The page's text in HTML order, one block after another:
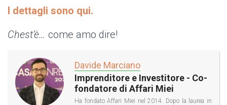
I dettagli sono qui.
Chest’è… come amo dire!
Davide Marciano
Imprenditore e Investitore - Co-
fondatore di Affari Miei
Ha fondato Affari Miei nel 2014. Dopo la laurea in